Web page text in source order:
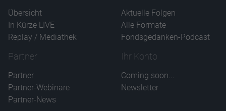
Übersicht
In Kürze LIVE
Replay / Mediathek
Aktuelle Folgen
Alle Formate
Fondsgedanken-Podcast
Partner
Partner
Partner-Webinare
Partner-News
Ihr Konto
Coming soon...
Newsletter